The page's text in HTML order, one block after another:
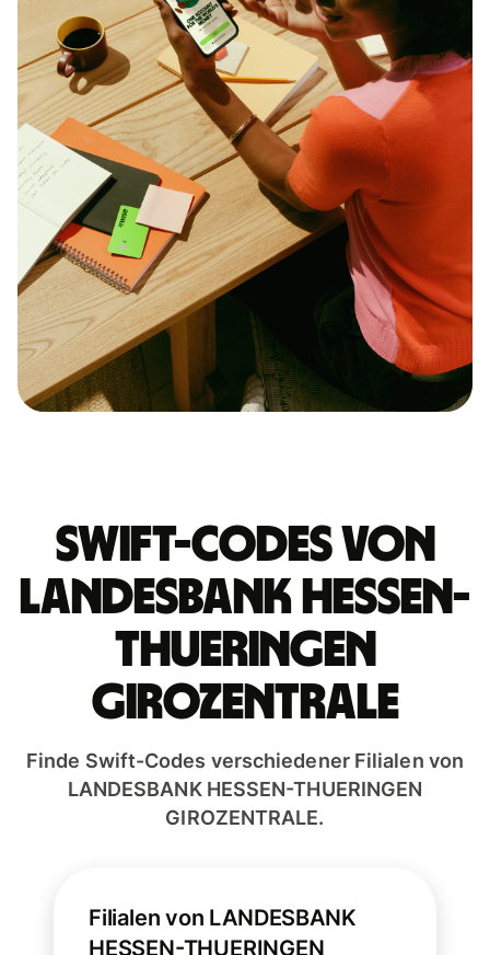
Swift-Codes von
LANDESBANK HESSEN-
THUERINGEN
GIROZENTRALE
Finde Swift-Codes verschiedener Filialen von
LANDESBANK HESSEN-THUERINGEN
GIROZENTRALE.
Filialen von LANDESBANK
HESSEN-THUERINGEN